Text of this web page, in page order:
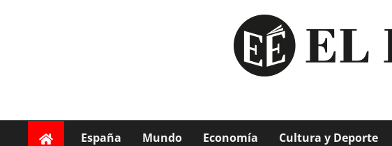
España Mundo Economía Cultura y Deporte